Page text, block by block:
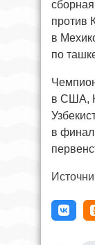
против
в
по
в США,
в